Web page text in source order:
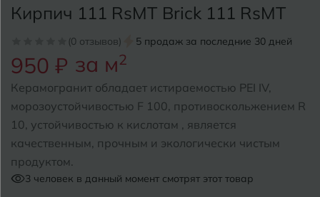
Кирпич 111 RsMT Brick 111 RsMT
(0 отзывов) 5 продаж за последние 30 дней
950 ₽ за м2
Керамогранит обладает истираемостью PEI IV,
морозоустойчивостью F 100, противоскольжением R
10, устойчивостью к кислотам , является
качественным, прочным и экологически чистым
продуктом.
3 человек в данный момент смотрят этот товар
Альметьевск
Армавир
Б Барнаул
Белгород
Белореченск
Подольск
Псков
Ростов-на-Дону
Рыбинск